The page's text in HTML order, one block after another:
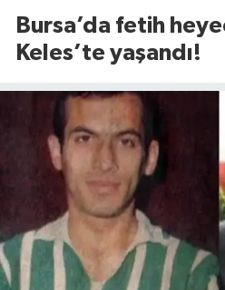
Bursa’da fetih
Keles’te yaşandı!